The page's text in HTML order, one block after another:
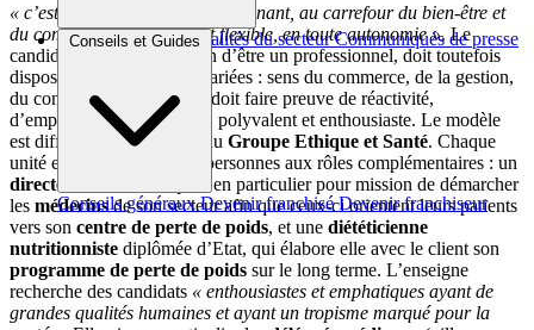
Brèves et actus Actualités du secteur Communiqués de presse
Conseils et Guides
Conseils généraux Devenir franchisé Devenir franchiseur
« c’est exercer un métier passionnant, au carrefour du bien-être et
du commerce, accessible et flexible, en toute autonomie ». Le
candidat, s’il n’a pas besoin d’être un professionnel, doit toutefois
disposer de compétences variées : sens du commerce, de la gestion,
du contact et du service. Il doit faire preuve de réactivité,
d’empathie, être autonome, polyvalent et enthousiaste. Le modèle
est différent chezRNPC , du Groupe Ethique et Santé. Chaque
unité est animée par deux personnes aux rôles complémentaires : un
directeur franchisé
, qui a en particulier pour mission de démarcher
les médecinsde son secteur afin que ceux-ci orientent leurs patients
vers son centre de perte de poids, et une diététicienne
nutritionniste diplômée d’Etat, qui élabore elle avec le client son
programme de perte de poids sur le long terme. L’enseigne
recherche des candidats « enthousiastes et emphatiques ayant de
grandes qualités humaines et ayant un tropisme marqué pour la